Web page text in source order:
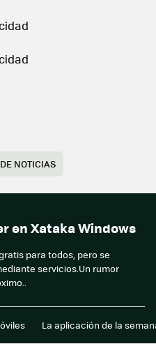
NOTICIAS
en Xataka Windows
para todos, pero se
servicios.Un rumor
La aplicación de la